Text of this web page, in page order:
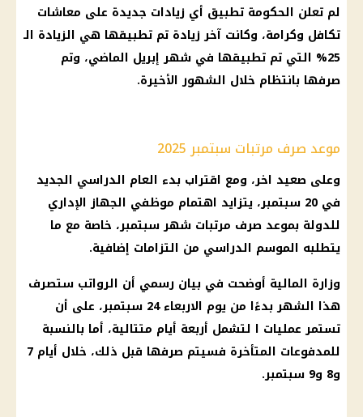
لم تعلن الحكومة تطبيق أي زيادات جديدة على معاشات
تكافل وكرامة، وكانت آخر زيادة تم تطبيقها هي الزيادة الـ
25% التي تم تطبيقها في شهر إبريل الماضي، وتم
صرفها بانتظام خلال الشهور الأخيرة.
موعد صرف مرتبات سبتمبر 2025
وعلى صعيد اخر، ومع اقتراب بدء العام الدراسي الجديد
في 20 سبتمبر، يتزايد اهتمام موظفي الجهاز الإداري
للدولة بموعد صرف مرتبات شهر سبتمبر، خاصة مع ما
يتطلبه الموسم الدراسي من التزامات إضافية.
وزارة المالية أوضحت في بيان رسمي أن الرواتب ستصرف
هذا الشهر بدءًا من يوم الاربعاء 24 سبتمبر، على أن
تستمر عمليات ا لتشمل أربعة أيام متتالية، أما بالنسبة
للمدفوعات المتأخرة فسيتم صرفها قبل ذلك، خلال أيام 7
و8 و9 سبتمبر.